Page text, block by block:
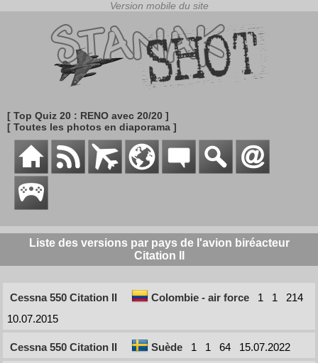
[ Top Quiz 20 : RENO avec 20/20 ]
[ Toutes les photos en diaporama ]
Liste des versions par pays de l'avion biréacteur
Citation II
Cessna 550 Citation II Colombie - air force 1 1
214
10.07.2015
Cessna 550 Citation II Suède 1 1 64 15.07.2022